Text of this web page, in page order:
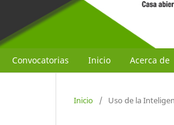
Convocatorias Inicio Acerca de
Inicio / Uso de la